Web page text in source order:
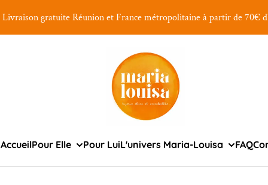
Livraison gratuite Réunion et France métropolitaine à partir de 70€
AccueilPour Elle Pour LuiL'univers Maria-Louisa FAQ